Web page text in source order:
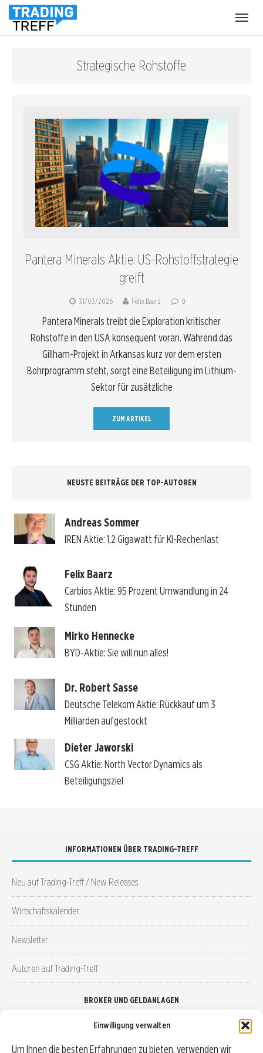
Einwilligung verwalten
Um Ihnen die besten Erfahrungen zu bieten, verwenden wir
Strategische Rohstoffe
Pantera Minerals Aktie: US-Rohstoffstrategie
greift
31/03/2026 Felix Baarz 0
Pantera Minerals treibt die Exploration kritischer
Rohstoffe in den USA konsequent voran. Während das
Gillham-Projekt in Arkansas kurz vor dem ersten
Bohrprogramm steht, sorgt eine Beteiligung im Lithium-
Sektor für zusätzliche
ZUM ARTIKEL
NEUSTE BEITRÄGE DER TOP-AUTOREN
Andreas Sommer
IREN Aktie: 1,2 Gigawatt für KI-Rechenlast
Felix Baarz
Carbios Aktie: 95 Prozent Umwandlung in 24
Stunden
Mirko Hennecke
BYD-Aktie: Sie will nun alles!
Dr. Robert Sasse
Deutsche Telekom Aktie: Rückkauf um 3
Milliarden aufgestockt
Dieter Jaworski
CSG Aktie: North Vector Dynamics als
Beteiligungsziel
INFORMATIONEN ÜBER TRADING-TREFF
Neu auf Trading-Treff / New Releases
Wirtschaftskalender
Newsletter
Autoren auf Trading-Treff
BROKER UND GELDANLAGEN